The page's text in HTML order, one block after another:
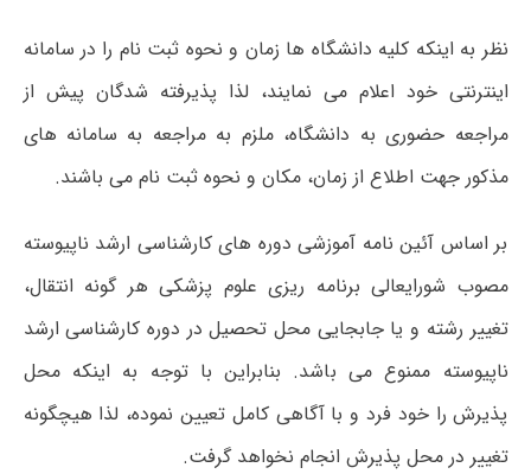
نظر به اینکه کلیه دانشگاه ها زمان و نحوه ثبت نام را در سامانه
اینترنتی خود اعلام می نمایند، لذا پذیرفته شدگان پیش از
مراجعه حضوری به دانشگاه، ملزم به مراجعه به سامانه های
مذکور جهت اطلاع از زمان، مکان و نحوه ثبت نام می باشند.
بر اساس آئین نامه آموزشی دوره های کارشناسی ارشد ناپیوسته
مصوب شورایعالی برنامه ریزی علوم پزشکی هر گونه انتقال،
تغییر رشته و یا جابجایی محل تحصیل در دوره کارشناسی ارشد
ناپیوسته ممنوع می باشد. بنابراین با توجه به اینکه محل
پذیرش را خود فرد و با آگاهی کامل تعیین نموده، لذا هیچگونه
تغییر در محل پذیرش انجام نخواهد گرفت.